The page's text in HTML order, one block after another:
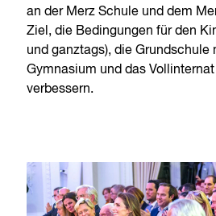
an der Merz Schule und dem
Ziel, die Bedingungen für den
und ganztags), die Grundschule
Gymnasium und das
verbessern.